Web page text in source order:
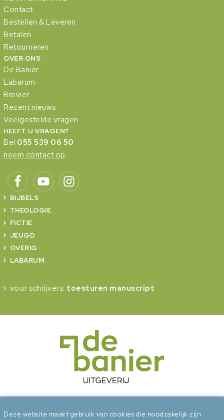
Contact
Bestellen & Leveren
Betalen
Retourneren
OVER ONS
De Banier
Labarum
Brevier
Recent nieuws
Veelgestelde vragen
HEEFT U VRAGEN?
Bel 055 539 06 50
neem contact op
BIJBELS
THEOLOGIE
FICTIE
JEUGD
OVERIG
LABARUM
voor schrijvers: toesturen manuscript
Deze website maakt gebruik van cookies die noodzakelijk zijn